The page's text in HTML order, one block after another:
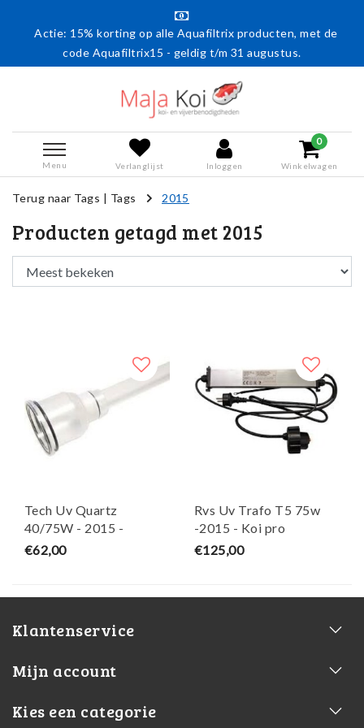
Actie: 15% korting op alle Aquafiltrix producten, met de
code Aquafiltrix15 - geldig t/m 31 augustus.
Menu Verlanglijst Inloggen
0
Winkelwagen
Terug naar Tags | Tags 2015
Producten getagd met 2015
Tech Uv Quartz
40/75W - 2015 -
SuperFish
€62,00
Rvs Uv Trafo T5 75w
-2015 - Koi pro
€125,00
Klantenservice
Mijn account
Kies een categorie